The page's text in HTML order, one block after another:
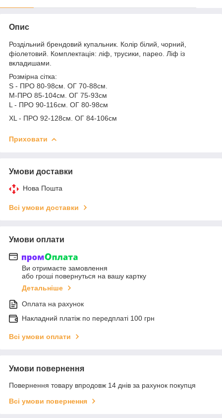
Опис
Роздільний брендовий купальник. Колір білий, чорний,
фіолетовий. Комплектація: ліф, трусики, парео. Ліф із
вкладишами.
Розмірна сітка:
S - ПРО 80-98см. ОГ 70-88см.
M-ПРО 85-104см. ОГ 75-93см
L - ПРО 90-116см. ОГ 80-98см
ХL - ПРО 92-128см. ОГ 84-106см
Приховати
Умови доставки
Нова Пошта
Всі умови доставки
Умови оплати
Ви отримаєте замовлення
або гроші повернуться на вашу картку
Детальніше
Оплата на рахунок
Накладний платіж по передплаті 100 грн
Всі умови оплати
Умови повернення
Повернення товару впродовж 14 днів за рахунок покупця
Всі умови повернення